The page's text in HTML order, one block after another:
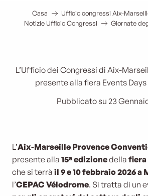
Casa
Ufficio congressi Aix-
Notizie Ufficio Congressi
Giornate
L’Ufficio dei Congressi di Aix-
presente alla fiera Events
Pubblicato su 23
L’Aix-Marseille Provence
presente alla 15ª edizionedella fiera
che si terrà il 9 e 10 febbraio 2026 a
l’CEPAC Vélodrome. Si tratta di un